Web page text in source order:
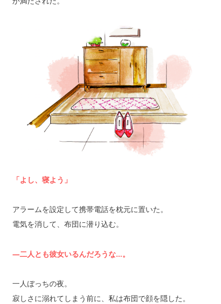
「よし、寝よう」
アラームを設定して携帯電話を枕元に置いた。
電気を消して、布団に潜り込む。
―二人とも彼女いるんだろうな…。
一人ぼっちの夜。
寂しさに溺れてしまう前に、私は布団で顔を隠した。